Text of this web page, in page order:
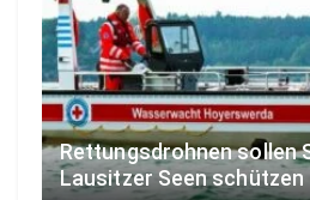
Rettungsdrohnen sollen
Lausitzer Seen schützen